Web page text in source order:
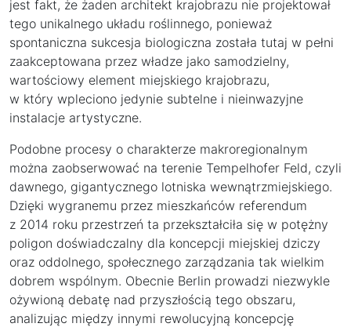
jest fakt, że żaden architekt krajobrazu nie projektował
tego unikalnego układu roślinnego, ponieważ
spontaniczna sukcesja biologiczna została tutaj w pełni
zaakceptowana przez władze jako samodzielny,
wartościowy element miejskiego krajobrazu,
w który wpleciono jedynie subtelne i nieinwazyjne
instalacje artystyczne.
Podobne procesy o charakterze makroregionalnym
można zaobserwować na terenie Tempelhofer Feld, czyli
dawnego, gigantycznego lotniska wewnątrzmiejskiego.
Dzięki wygranemu przez mieszkańców referendum
z 2014 roku przestrzeń ta przekształciła się w potężny
poligon doświadczalny dla koncepcji miejskiej dziczy
oraz oddolnego, społecznego zarządzania tak wielkim
dobrem wspólnym. Obecnie Berlin prowadzi niezwykle
ożywioną debatę nad przyszłością tego obszaru,
analizując między innymi rewolucyjną koncepcję